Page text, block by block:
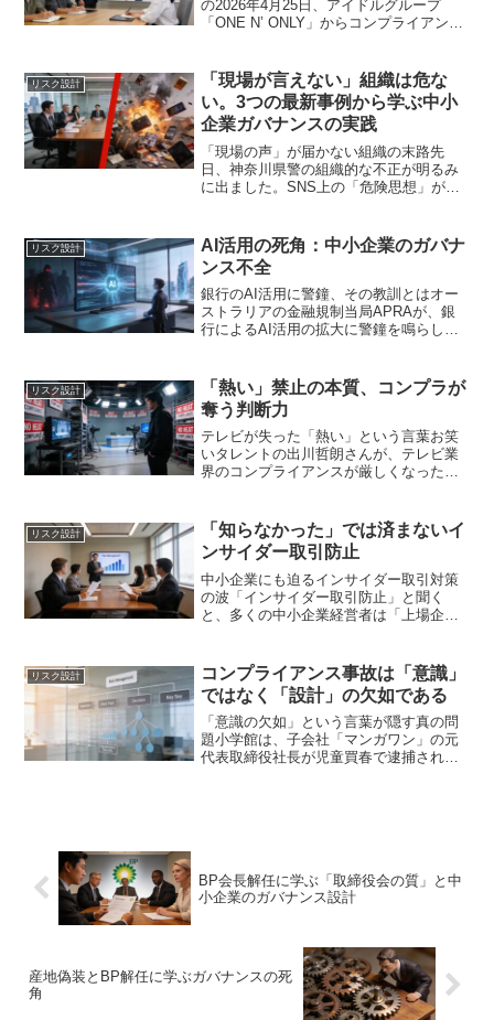
の2026年4月25日、アイドルグループ
「ONE N’ ONLY」からコンプライアンス
た（ライブドアニュース）。このニュー
スを、単な...
リスク設計
「現場が言えない」組織は危な
い。3つの最新事例から学ぶ中小
企業ガバナンスの実践
「現場の声」が届かない組織の末路先
日、神奈川県警の組織的な不正が明るみ
に出ました。SNS上の「危険思想」が現
ーでは、業績目標が高すぎて「現場が無
理と言えなかった」結果、...
リスク設計
AI活用の死角：中小企業のガバナ
ンス不全
銀行のAI活用に警鐘、その教訓とはオー
ストラリアの金融規制当局APRAが、銀
行によるAI活用の拡大に警鐘を鳴らしま
す。このニュースは、一見、大企業だけ
の話に思えるかもし...
リスク設計
「熱い」禁止の本質、コンプラが
奪う判断力
テレビが失った「熱い」という言葉お笑
いタレントの出川哲朗さんが、テレビ業
界のコンプライアンスが厳しくなった現
スが話題です。出川さんは「熱い」とい
う言葉すら使えなくなった...
リスク設計
「知らなかった」では済まないイ
ンサイダー取引防止
中小企業にも迫るインサイダー取引対策
の波「インサイダー取引防止」と聞く
と、多くの中小企業経営者は「上場企業
取引の防止（コンプライアンス）につい
て考える」が指摘する通り、...
リスク設計
コンプライアンス事故は「意識」
ではなく「設計」の欠如である
「意識の欠如」という言葉が隠す真の問
題小学館は、子会社「マンガワン」の元
代表取締役社長が児童買春で逮捕された
BP会長解任に学ぶ「取締役会の質」と中
小企業のガバナンス設計
産地偽装とBP解任に学ぶガバナンスの死
角